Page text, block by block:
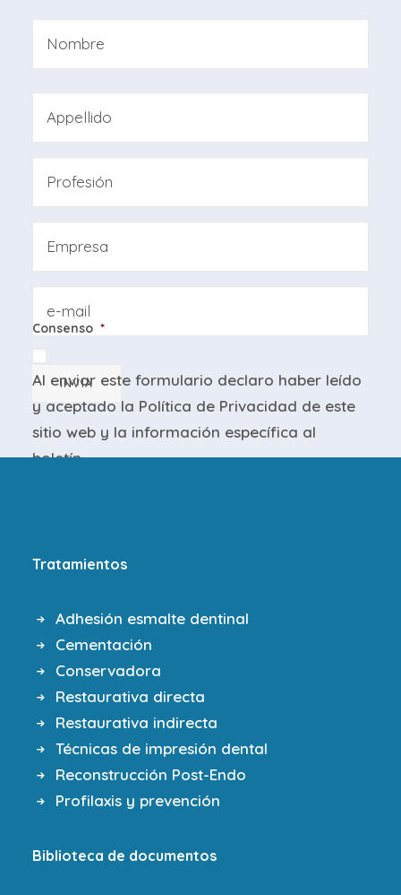
Consenso *
Al enviar este formulario declaro haber leído
y aceptado la Política de Privacidad de este
sitio web y la información específica al
boletín.
INVIA
Tratamientos
Adhesión esmalte dentinal
Cementación
Conservadora
Restaurativa directa
Restaurativa indirecta
Técnicas de impresión dental
Reconstrucción Post-Endo
Profilaxis y prevención
Biblioteca de documentos